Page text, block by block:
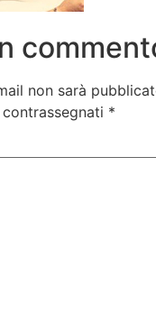
non sarà
*